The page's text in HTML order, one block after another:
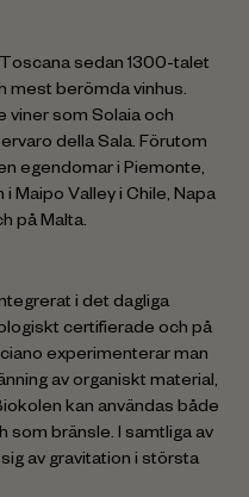
sedan 1300-talet
mest berömda vinhus.
viner som Solaia och
della Sala. Förutom
egendomar i Piemonte,
Maipo Valley i Chile, Napa
på Malta.
i det dagliga
certifierade och på
experimenterar man
av organiskt material,
kan användas både
som bränsle. I samtliga av
av gravitation i största